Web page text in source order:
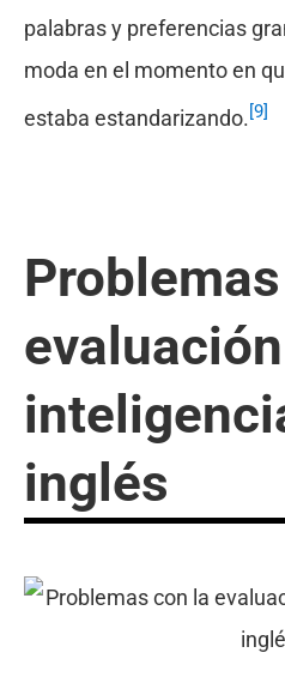
palabras y preferencias
moda en el momento en
estaba estandarizando.[9]
inglés